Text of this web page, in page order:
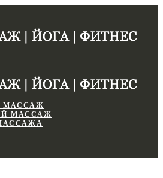
МАССАЖ
МАССАЖ